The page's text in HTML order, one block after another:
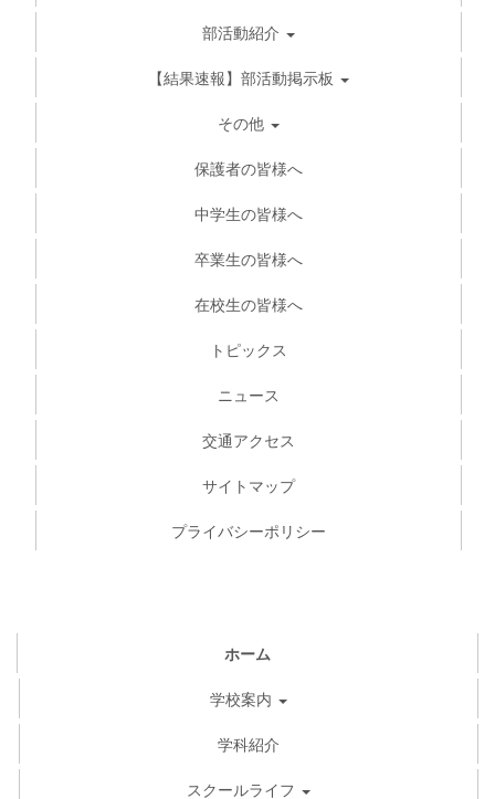
部活動紹介
【結果速報】部活動掲示板
その他
保護者の皆様へ
中学生の皆様へ
卒業生の皆様へ
在校生の皆様へ
トピックス
ニュース
交通アクセス
サイトマップ
プライバシーポリシー
ホーム
学校案内
学科紹介
スクールライフ